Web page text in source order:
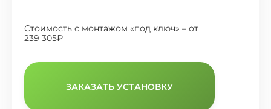
Стоимость с монтажом «под ключ» – от
239 305₽
ЗАКАЗАТЬ УСТАНОВКУ